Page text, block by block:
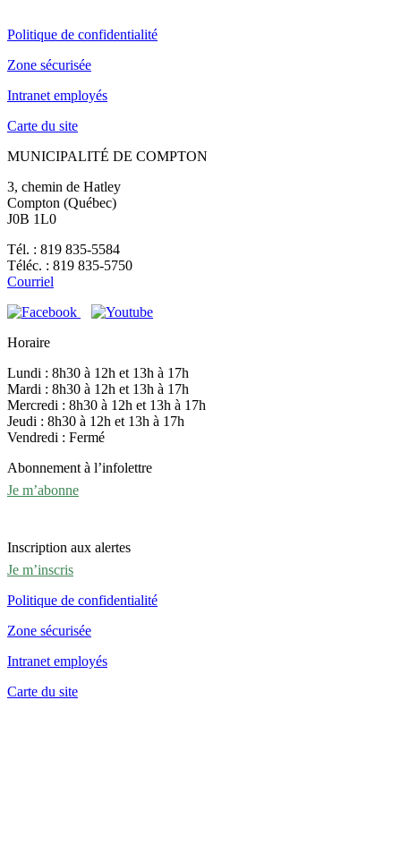
Politique de confidentialité
Zone sécurisée
Intranet employés
Carte du site
MUNICIPALITÉ DE COMPTON
3, chemin de Hatley
Compton (Québec)
J0B 1L0
Tél. : 819 835-5584
Téléc. : 819 835-5750
Courriel
Horaire
Lundi : 8h30 à 12h et 13h à 17h
Mardi : 8h30 à 12h et 13h à 17h
Mercredi : 8h30 à 12h et 13h à 17h
Jeudi : 8h30 à 12h et 13h à 17h
Vendredi : Fermé
Abonnement à l’infolettre
Je m’abonne
Inscription aux alertes
Je m’inscris
Politique de confidentialité
Zone sécurisée
Intranet employés
Carte du site